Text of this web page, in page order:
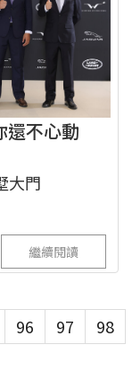
還不心動
大門
繼續閱讀
96 97
98